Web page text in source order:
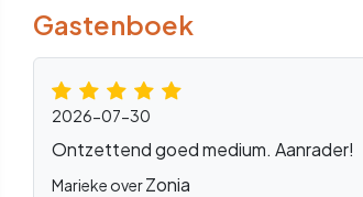
Gastenboek
2026-07-30
Ontzettend goed medium. Aanrader!
Marieke overZonia